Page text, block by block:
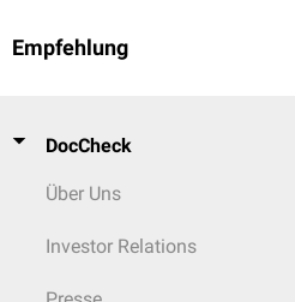
Empfehlung
DocCheck
Über Uns
Investor Relations